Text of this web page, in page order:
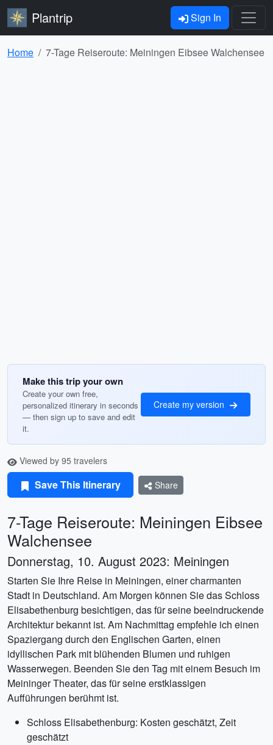
Plantrip Sign In
Home 7-Tage Reiseroute: Meiningen Eibsee Walchensee
Make this trip your own
Create your own free,
personalized itinerary in seconds
— then sign up to save and edit
it.
Create my version
Viewed by 95 travelers
Save This Itinerary Share
7-Tage Reiseroute: Meiningen Eibsee
Walchensee
Donnerstag, 10. August 2023: Meiningen
Starten Sie Ihre Reise in Meiningen, einer charmanten
Stadt in Deutschland. Am Morgen können Sie das Schloss
Elisabethenburg besichtigen, das für seine beeindruckende
Architektur bekannt ist. Am Nachmittag empfehle ich einen
Spaziergang durch den Englischen Garten, einen
idyllischen Park mit blühenden Blumen und ruhigen
Wasserwegen. Beenden Sie den Tag mit einem Besuch im
Meininger Theater, das für seine erstklassigen
Aufführungen berühmt ist.
Schloss Elisabethenburg: Kosten geschätzt, Zeit
geschätzt